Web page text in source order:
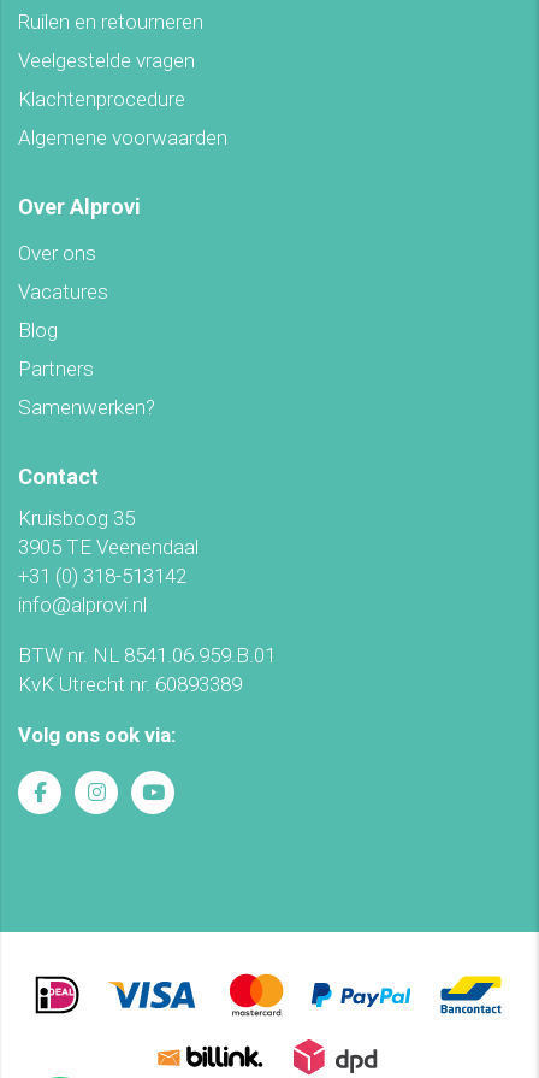
Ruilen en retourneren
Veelgestelde vragen
Klachtenprocedure
Algemene voorwaarden
Over Alprovi
Over ons
Vacatures
Blog
Partners
Samenwerken?
Contact
Kruisboog 35
3905 TE Veenendaal
+31 (0) 318-513142
info@alprovi.nl
BTW nr. NL 8541.06.959.B.01
KvK Utrecht nr. 60893389
Volg ons ook via: